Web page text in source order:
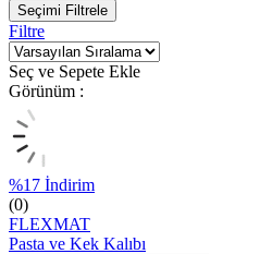
Seçimi Filtrele
Filtre
Seç ve Sepete Ekle
Görünüm :
%17 İndirim
(0)
FLEXMAT
Pasta ve Kek Kalıbı